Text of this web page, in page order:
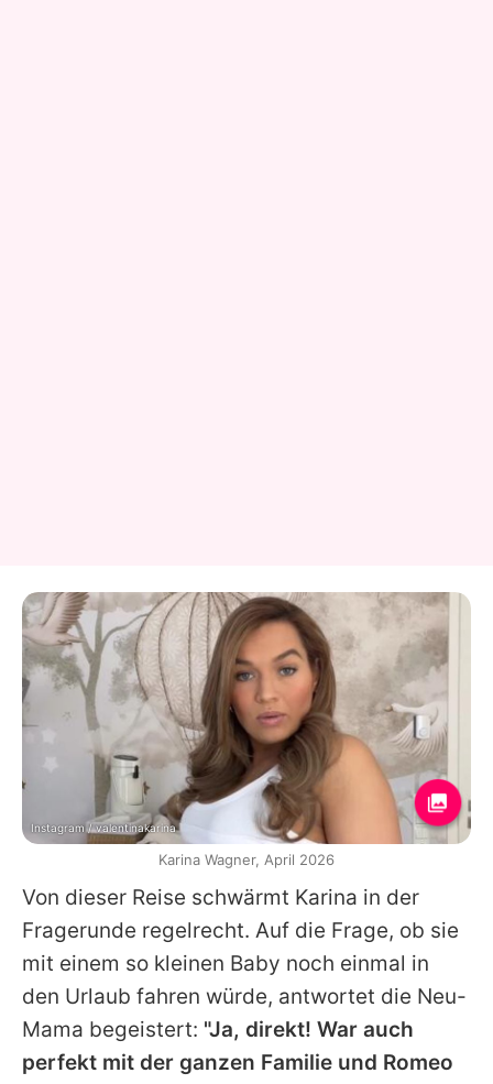
Von dieser Reise schwärmt Karina in der
Fragerunde regelrecht. Auf die Frage, ob sie
mit einem so kleinen Baby noch einmal in
den Urlaub fahren würde, antwortet die Neu-
Mama begeistert: "Ja, direkt! War auch
perfekt mit der ganzen Familie und Romeo
Instagram / valentinakarina
Karina Wagner, April 2026